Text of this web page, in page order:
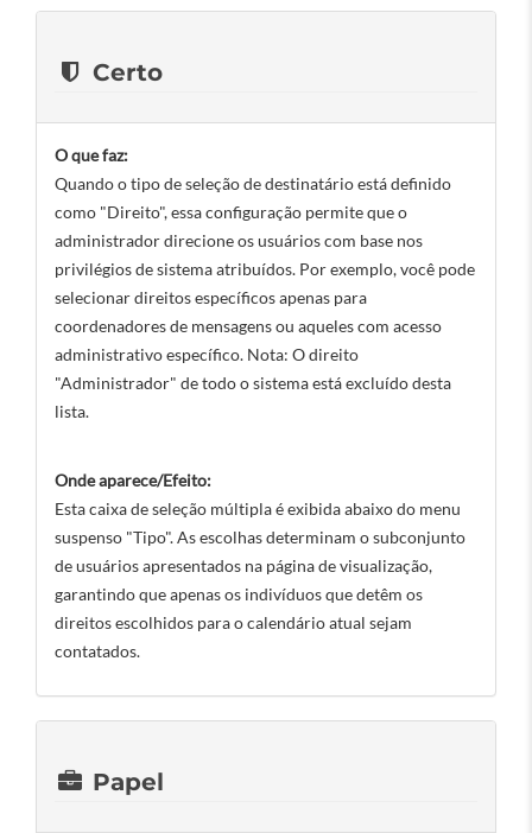
Certo
O que faz:
Quando o tipo de seleção de destinatário está definido
como "Direito", essa configuração permite que o
administrador direcione os usuários com base nos
privilégios de sistema atribuídos. Por exemplo, você pode
selecionar direitos específicos apenas para
coordenadores de mensagens ou aqueles com acesso
administrativo específico. Nota: O direito
"Administrador" de todo o sistema está excluído desta
lista.
Onde aparece/Efeito:
Esta caixa de seleção múltipla é exibida abaixo do menu
suspenso "Tipo". As escolhas determinam o subconjunto
de usuários apresentados na página de visualização,
garantindo que apenas os indivíduos que detêm os
direitos escolhidos para o calendário atual sejam
contatados.
Papel